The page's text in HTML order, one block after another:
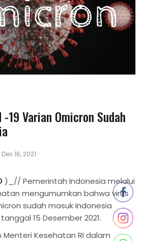
-19 Varian Omicron Sudah
Des 16, 2021
)_// Pemerintah Indonesia melalui
mengumumkan bahwa virus
sudah masuk Indonesia
15 Desember 2021.
Menteri Kesehatan RI dalam